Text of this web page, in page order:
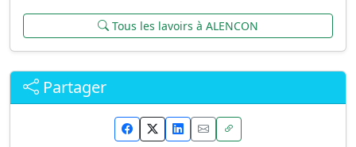
Tous les lavoirs à ALENCON
Partager